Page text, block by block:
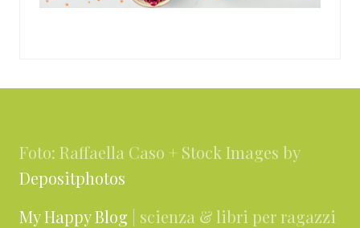
Foto: Raffaella Caso + Stock Images by
Depositphotos
My Happy Blog | scienza & libri per ragazzi